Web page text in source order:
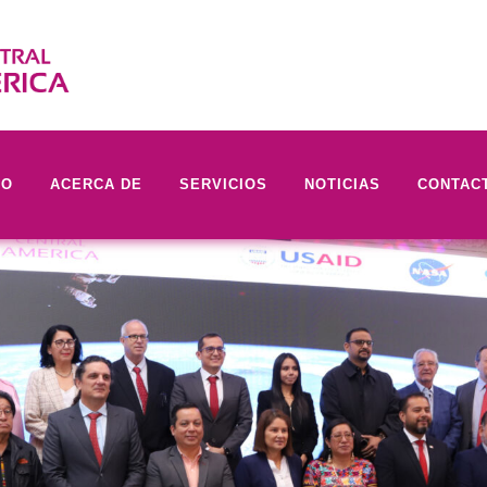
ACERCA DE SERVICIOS NOTICIAS